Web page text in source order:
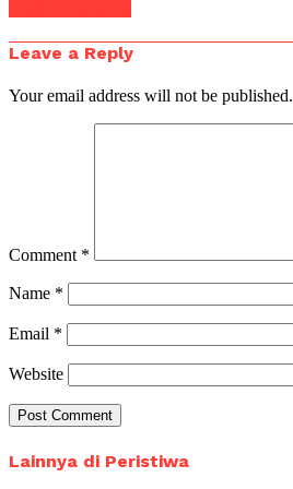
Leave a Reply
Your email address will not be published.
Comment *
Name *
Email *
Website
Lainnya di Peristiwa